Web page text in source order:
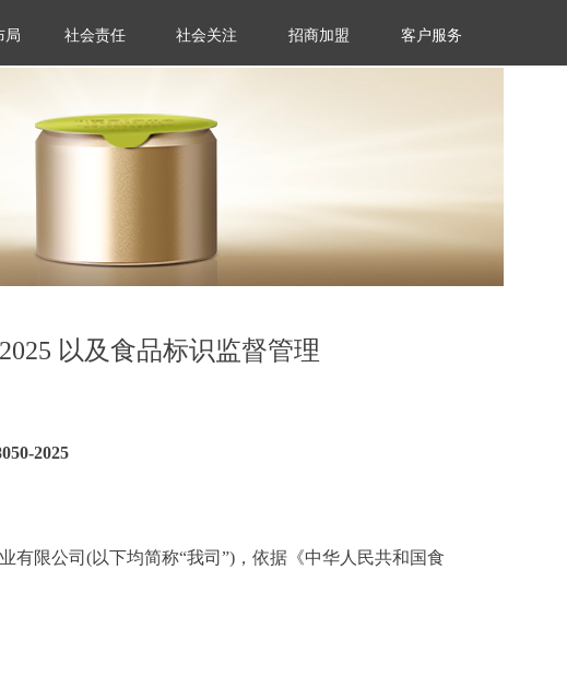
局 社会责任 社会关注 招商加盟 客户服务
以及食品标识监督管理
2025
有限公司 (以下均简称“我司”) ， 依据《中华人民共和国食